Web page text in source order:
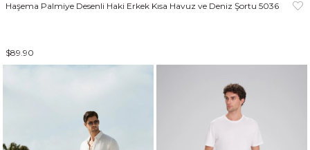
Haşema Palmiye Desenli Haki Erkek Kısa Havuz ve Deniz Şortu 5036
$89.90